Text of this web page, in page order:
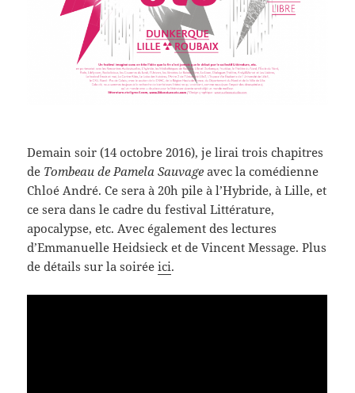
Demain soir (14 octobre 2016), je lirai trois chapitres
de Tombeau de Pamela Sauvage avec la comédienne
Chloé André. Ce sera à 20h pile à l’Hybride, à Lille, et
ce sera dans le cadre du festival Littérature,
apocalypse, etc. Avec également des lectures
d’Emmanuelle Heidsieck et de Vincent Message. Plus
de détails sur la soiréeici.